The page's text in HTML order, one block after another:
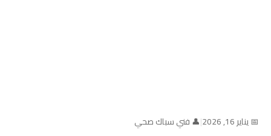
📅 يناير 16, 2026 |👤 فني سباك صحي